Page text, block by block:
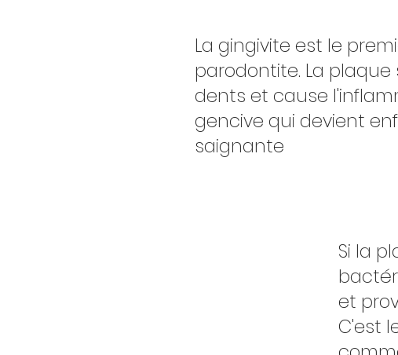
La gingivite est le
parodontite. La
dents et cause
gencive qui devient
saignante
Si la
et
C'est